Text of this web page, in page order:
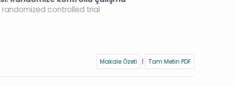
controlled trial
Makale Özeti
| Tam Metin PDF